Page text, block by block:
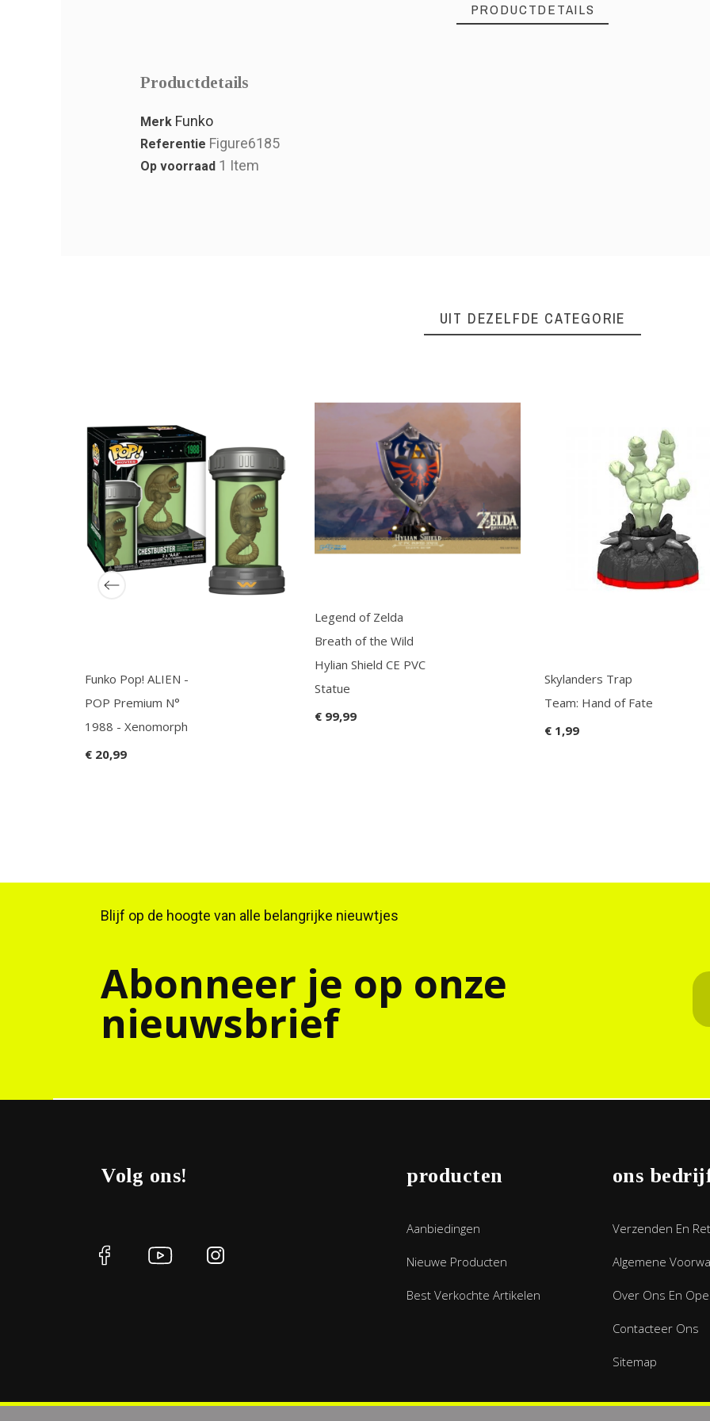
PRODUCTDETAILS
Productdetails
Merk Funko
Referentie Figure6185
Op voorraad 1 Item
UIT DEZELFDE CATEGORIE
Funko Pop! ALIEN -
POP Premium N°
1988 - Xenomorph
€ 20,99
Legend of Zelda
Breath of the Wild
Hylian Shield CE PVC
Statue
€ 99,99
Skylanders Trap
Team: Hand of Fate
€ 1,99
Blijf op de hoogte van alle belangrijke nieuwtjes
Abonneer je op onze
nieuwsbrief
Volg ons! producten
Aanbiedingen
Nieuwe Producten
Best Verkochte Artikelen
ons
Verzenden En
Algemene
Over Ons En
Contacteer Ons
Sitemap